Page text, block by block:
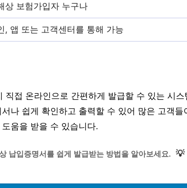
상 보험가입자 누구나
, 앱 또는 고객센터를 통해 가능
직접 온라인으로 간편하게 발급할 수 있는 시
나 쉽게 확인하고 출력할 수 있어 많은 고객들
움을 받을 수 있습니다.
납입증명서를 쉽게 발급받는 방법을 알아보세요. 💡